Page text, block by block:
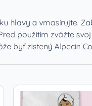
hlavy a vmasírujte.
použitím zvážte
byť zistený Alpecin